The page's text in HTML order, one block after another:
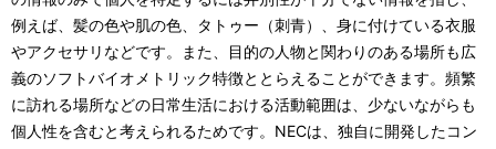
例えば、髪の色や肌の色、タトゥー（刺青）、身に付けている衣服
やアクセサリなどです。また、目的の人物と関わりのある場所も広
義のソフトバイオメトリック特徴ととらえることができます。頻繁
に訪れる場所などの日常生活における活動範囲は、少ないながらも
個人性を含むと考えられるためです。NECは、独自に開発したコン